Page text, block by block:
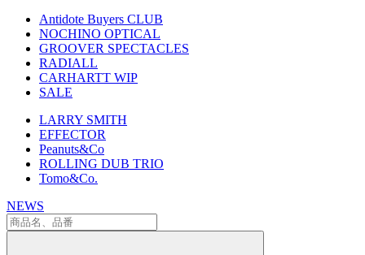
Antidote Buyers CLUB
NOCHINO OPTICAL
GROOVER SPECTACLES
RADIALL
CARHARTT WIP
SALE
LARRY SMITH
EFFECTOR
Peanuts&Co
ROLLING DUB TRIO
Tomo&Co.
NEWS